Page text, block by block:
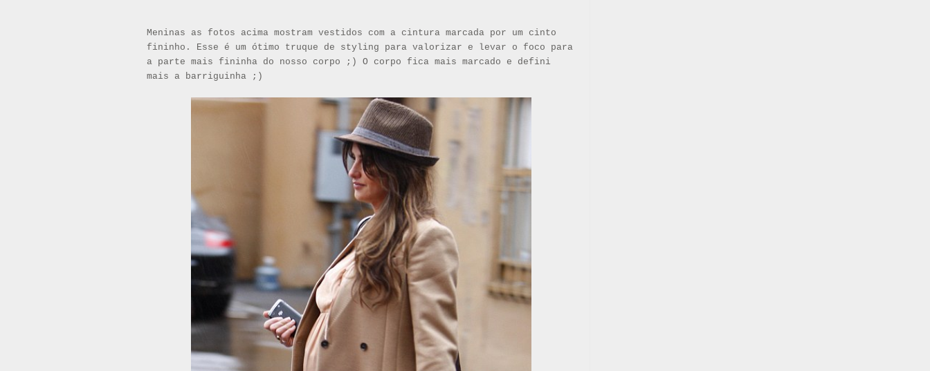
Meninas as fotos acima mostram vestidos com a cintura marcada por um cinto
fininho. Esse é um ótimo truque de styling para valorizar e levar o foco para
a parte mais fininha do nosso corpo ;) O corpo fica mais marcado e defini
mais a barriguinha ;)